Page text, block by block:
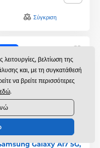
Σύγκριση
RuggedCam,
Galaxy A17 5G,
βελτίωση της
και, με τη συγκατάθεσή
να βρείτε περισσότερες
εδώ.